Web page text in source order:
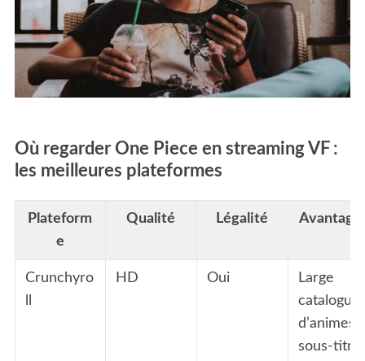
Où regarder One Piece en streaming VF :
les meilleures plateformes
Plateform
e
Qualité Légalité
Crunchyro
HD Oui
Large
catalogue
d’animes,
sous-